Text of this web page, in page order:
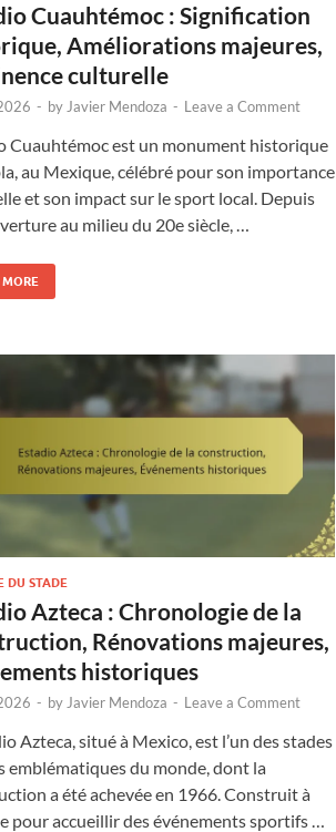
Cuauhtémoc : Signification
Améliorations majeures,
culturelle
- byJavier Mendoza - Leave a Comment
Cuauhtémoc est un monument historique
au Mexique, célébré pour son importance
et son impact sur le sport local. Depuis
au milieu du 20e siècle, …
DU STADE
Azteca : Chronologie de la
Rénovations majeures,
historiques
- by Javier Mendoza - Leave a Comment
Azteca, situé à Mexico, est l’un des stades
emblématiques du monde, dont la
a été achevée en 1966. Construit à
pour accueillir des événements sportifs …